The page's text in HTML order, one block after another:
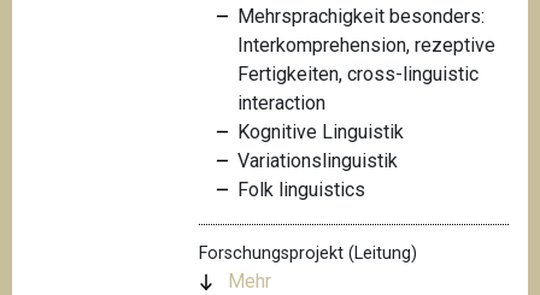
Mehrsprachigkeit besonders:
Interkomprehension, rezeptive
Fertigkeiten, cross-linguistic
interaction
Kognitive Linguistik
Variationslinguistik
Folk linguistics
Forschungsprojekt (Leitung)
Mehr